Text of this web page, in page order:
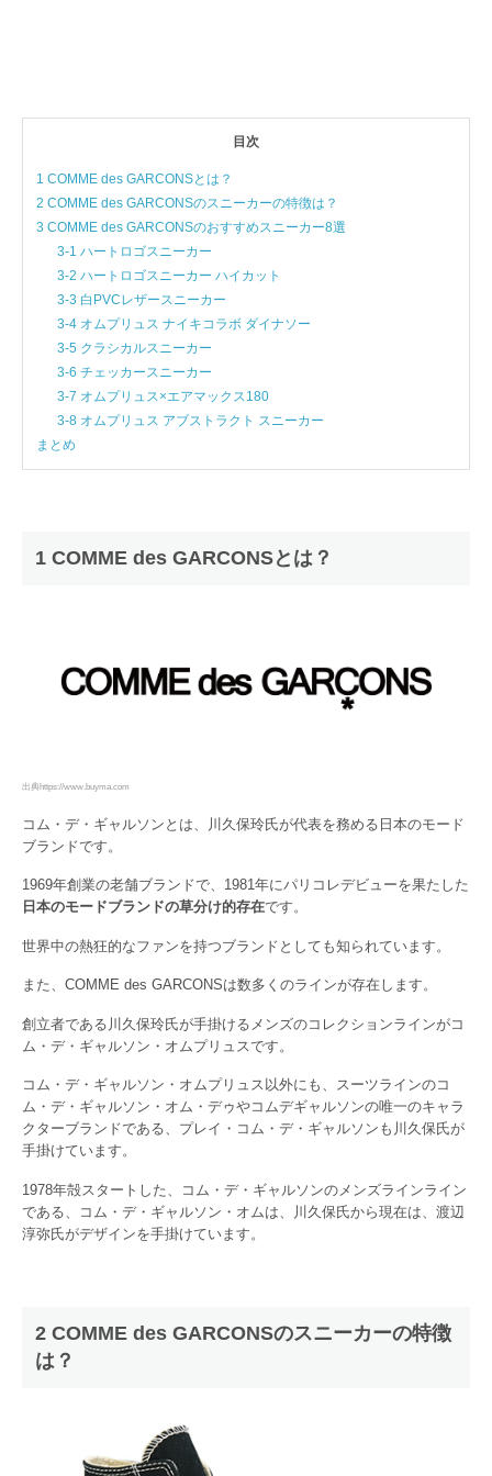
目次
1 COMME des GARCONSとは？
2 COMME des GARCONSのスニーカーの特徴は？
3 COMME des GARCONSのおすすめスニーカー8選
3-1 ハートロゴスニーカー
3-2 ハートロゴスニーカー ハイカット
3-3 白PVCレザースニーカー
3-4 オムプリュス ナイキコラボ ダイナソー
3-5 クラシカルスニーカー
3-6 チェッカースニーカー
3-7 オムプリュス×エアマックス180
3-8 オムプリュス アブストラクト スニーカー
まとめ
1 COMME des GARCONSとは？
出典https://www.buyma.com
コム・デ・ギャルソンとは、川久保玲氏が代表を務める日本のモード
ブランドです。
1969年創業の老舗ブランドで、1981年にパリコレデビューを果たした
日本のモードブランドの草分け的存在です。
世界中の熱狂的なファンを持つブランドとしても知られています。
また、COMME des GARCONSは数多くのラインが存在します。
創立者である川久保玲氏が手掛けるメンズのコレクションラインがコ
ム・デ・ギャルソン・オムプリュスです。
コム・デ・ギャルソン・オムプリュス以外にも、スーツラインのコ
ム・デ・ギャルソン・オム・デゥやコムデギャルソンの唯一のキャラ
クターブランドである、プレイ・コム・デ・ギャルソンも川久保氏が
手掛けています。
1978年殻スタートした、コム・デ・ギャルソンのメンズラインライン
である、コム・デ・ギャルソン・オムは、川久保氏から現在は、渡辺
淳弥氏がデザインを手掛けています。
2 COMME des GARCONSのスニーカーの特徴
は？